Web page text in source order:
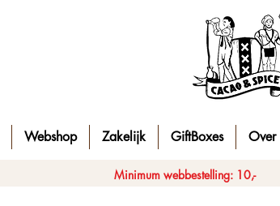
Webshop Zakelijk GiftBoxes Over
Minimum webbestelling: 10,-